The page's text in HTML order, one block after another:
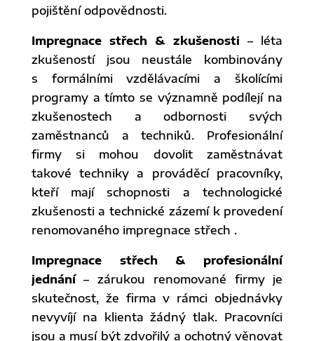
pojištění odpovědnosti.
Impregnace střech & zkušenosti – léta
zkušeností jsou neustále kombinovány
s formálními vzdělávacími a školícími
programy a tímto se významně podílejí na
zkušenostech a odbornosti svých
zaměstnanců a techniků. Profesionální
firmy si mohou dovolit zaměstnávat
takové techniky a prováděcí pracovníky,
kteří mají schopnosti a technologické
zkušenosti a technické zázemí k provedení
renomovaného impregnace střech .
Impregnace střech & profesionální
jednání– zárukou renomované firmy je
skutečnost, že firma v rámci objednávky
nevyvíjí na klienta žádný tlak. Pracovníci
jsou a musí být zdvořilý a ochotný věnovat